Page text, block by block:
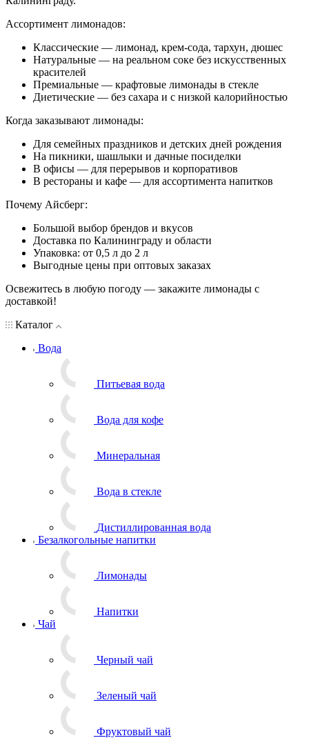
Ассортимент лимонадов:
Классические — лимонад, крем-сода, тархун, дюшес
Натуральные — на реальном соке без искусственных
красителей
Премиальные — крафтовые лимонады в стекле
Диетические — без сахара и с низкой калорийностью
Когда заказывают лимонады:
Для семейных праздников и детских дней рождения
На пикники, шашлыки и дачные посиделки
В офисы — для перерывов и корпоративов
В рестораны и кафе — для ассортимента напитков
Почему Айсберг:
Большой выбор брендов и вкусов
Доставка по Калининграду и области
Упаковка: от 0,5 л до 2 л
Выгодные цены при оптовых заказах
Освежитесь в любую погоду — закажите лимонады с
доставкой!
Каталог
Вода
Питьевая вода
Вода для кофе
Минеральная
Вода в стекле
Дистиллированная вода
Безалкогольные напитки
Лимонады
Напитки
Чай
Черный чай
Зеленый чай
Фруктовый чай